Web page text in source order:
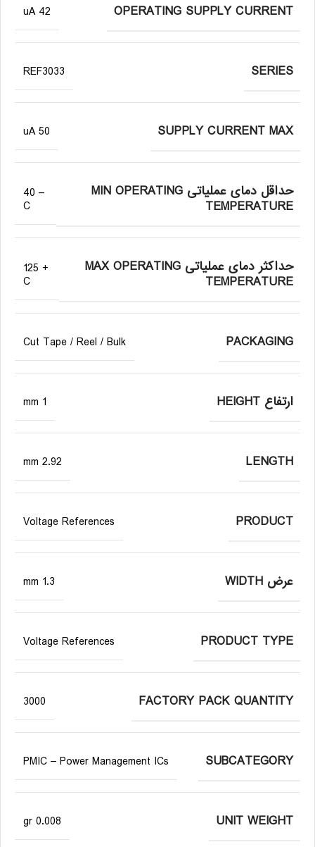
OPERATING SUPPLY CURRENT
42 uA
SERIES
REF3033
SUPPLY CURRENT MAX
50 uA
حداقل دمای عملیاتی MIN OPERATING
TEMPERATURE
– 40
C
حداکثر دمای عملیاتی MAX OPERATING
TEMPERATURE
+ 125
C
PACKAGING
Cut Tape / Reel / Bulk
ارتفاع HEIGHT 1 mm
LENGTH
2.92 mm
PRODUCT
Voltage References
عرض WIDTH 1.3 mm
PRODUCT TYPE
Voltage References
FACTORY PACK QUANTITY
3000
SUBCATEGORY
PMIC – Power Management ICs
UNIT WEIGHT
0.008 gr